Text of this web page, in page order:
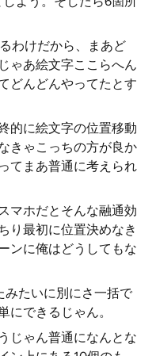
わけだから、まあど
ゃあ絵文字ここらへん
どんどんやってたとす
的に絵文字の位置移動
きゃこっちの方が良か
てまあ普通に考えられ
マホだとそんな融通効
り最初に位置決めなき
ンに俺はどうしてもな
みたいに別にさ一括で
にできるじゃん。
じゃん普通になんとな